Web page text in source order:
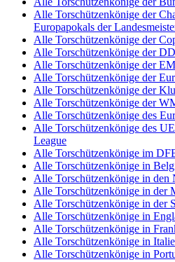
Alle Torschützenkönige der
Europapokals der
Alle Torschützenkönige der
Alle Torschützenkönige der
Alle Torschützenkönige der EM
Alle Torschützenkönige der
Alle Torschützenkönige der
Alle Torschützenkönige der
Alle Torschützenkönige des
Alle Torschützenkönige des
League
Alle Torschützenkönige im
Alle Torschützenkönige in
Alle Torschützenkönige in den
Alle Torschützenkönige in der
Alle Torschützenkönige in der
Alle Torschützenkönige in
Alle Torschützenkönige in
Alle Torschützenkönige in
Alle Torschützenkönige in